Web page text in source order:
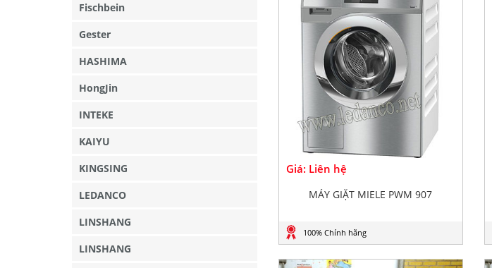
Giá: Liên hệ
MÁY GIẶT MIELE PWM 907
100% Chính hãng
Fischbein
Gester
HASHIMA
HongJin
INTEKE
KAIYU
KINGSING
LEDANCO
LINSHANG
LINSHANG